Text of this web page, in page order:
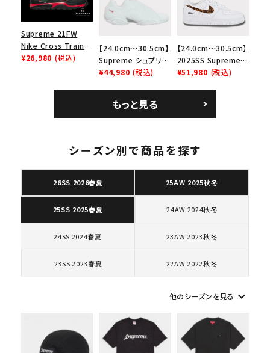
キーワードから探す
人気ワード 2026SS
Tシャツ・ロングスリーブ
ショルダー・ウエストバッグ
ボックスロゴ ブラックスウェット
コラボレーションブランドから探す
Supreme 21FW
Nike Cross Trainer
Low ナイキクロスト
¥26,980 (税込)
【24.0cm～30.5cm】
Supreme シュプリー
ム 2023AW Nike
カー ホワイト 白
¥44,980 (税込)
【24.0cm～30.5cm】
2025SS Supreme
GOODENOUGH
ムグッドイナフ ナイキ
エアフォース１スニー
ト
¥51,980 (税込)
もっと見る
シーズン別で商品を探す
26SS 2026春夏 25AW 2025秋冬
25SS 2025春夏 24AW 2024秋冬
24SS 2024春夏 23AW 2023秋冬
23SS 2023春夏 22AW 2022秋冬
他のシーズンを見る keyboard_arrow_down